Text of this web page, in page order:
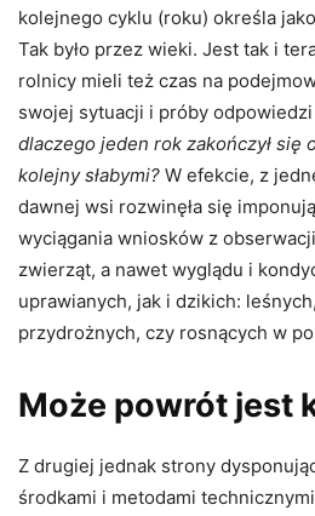
kolejnego cyklu (roku) określa
Tak było przez wieki. Jest tak i
rolnicy mieli też czas na
swojej sytuacji i próby
dlaczego jeden rok zakończył się
kolejny słabymi? W efekcie, z
dawnej wsi rozwinęła się
wyciągania wniosków z
zwierząt, a nawet wyglądu i
uprawianych, jak i dzikich:
przydrożnych, czy rosnących w
Może powrót jest
Z drugiej jednak strony
środkami i metodami